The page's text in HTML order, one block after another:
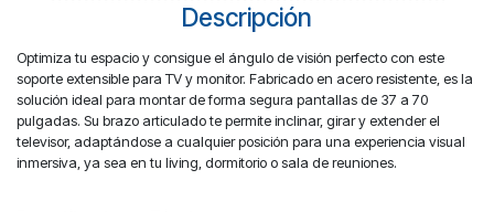
Descripción
Optimiza tu espacio y consigue el ángulo de visión perfecto con este
soporte extensible para TV y monitor. Fabricado en acero resistente, es la
solución ideal para montar de forma segura pantallas de 37 a 70
pulgadas. Su brazo articulado te permite inclinar, girar y extender el
televisor, adaptándose a cualquier posición para una experiencia visual
inmersiva, ya sea en tu living, dormitorio o sala de reuniones.